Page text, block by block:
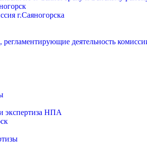
г.Саяногорска
деятельность
экспертиза НПА